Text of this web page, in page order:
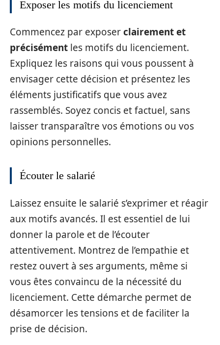
Exposer les motifs du licenciement
Commencez par exposerclairement et
précisément les motifs du licenciement.
Expliquez les raisons qui vous poussent à
envisager cette décision et présentez les
éléments justificatifs que vous avez
rassemblés. Soyez concis et factuel, sans
laisser transparaître vos émotions ou vos
opinions personnelles.
Écouter le salarié
Laissez ensuite le salarié s’exprimer et réagir
aux motifs avancés. Il est essentiel de lui
donner la parole et de l’écouter
attentivement. Montrez de l’empathie et
restez ouvert à ses arguments, même si
vous êtes convaincu de la nécessité du
licenciement. Cette démarche permet de
désamorcer les tensions et de faciliter la
prise de décision.